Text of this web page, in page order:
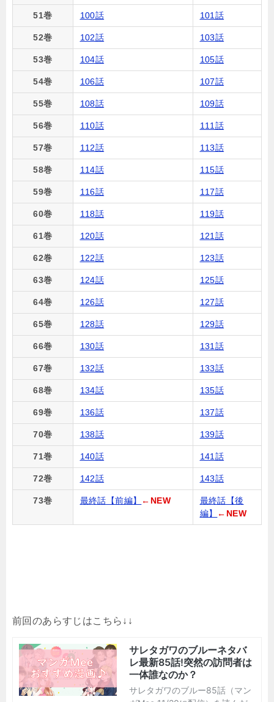
51巻 100話 101話
52巻 102話 103話
53巻 104話 105話
54巻 106話 107話
55巻 108話 109話
56巻 110話 111話
57巻 112話 113話
58巻 114話 115話
59巻 116話 117話
60巻 118話 119話
61巻 120話 121話
62巻 122話 123話
63巻 124話 125話
64巻 126話 127話
65巻 128話 129話
66巻 130話 131話
67巻 132話 133話
68巻 134話 135話
69巻 136話 137話
70巻 138話 139話
71巻 140話 141話
72巻 142話 143話
73巻 最終話【前編】 ←NEW
最終話【後
編】
←NEW
前回のあらすじはこちら↓↓